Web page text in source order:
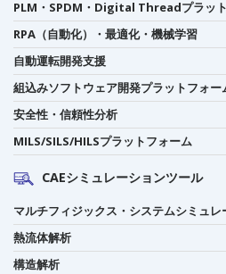
PLM・SPDM・Digital Threadプラッ
RPA（自動化）・最適化・機械学習
自動運転開発支援
組込みソフトウェア開発プラットフォー
安全性・信頼性分析
MILS/SILS/HILSプラットフォーム
CAEシミュレーションツール
マルチフィジックス・システムシミュレ
熱流体解析
構造解析